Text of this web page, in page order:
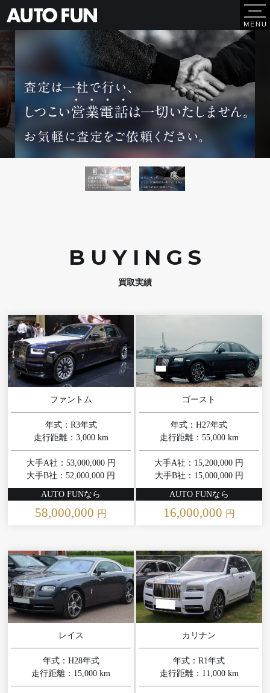
BUYING S
買取実績
ファントム
年式：R3年式
走行距離：3,000 km
大手A社：53,000,000 円
大手B社：52,000,000 円
AUTO FUNなら
58,000,000 円
ゴースト
年式：H27年式
走行距離：55,000 km
大手A社：15,200,000 円
大手B社：15,000,000 円
AUTO FUNなら
16,000,000 円
レイス
年式：H28年式
走行距離：15,000 km
カリナン
年式：R1年式
走行距離：11,000 km